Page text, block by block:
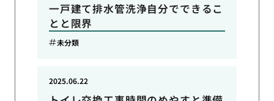
一戸建て排水管洗浄自分でできるこ
とと限界
未分類
2025.06.22